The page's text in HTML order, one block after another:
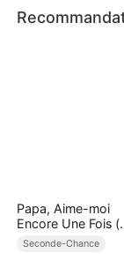
Papa, Aime-moi
Encore Une Fois (
Doublé )
Seconde-Chance